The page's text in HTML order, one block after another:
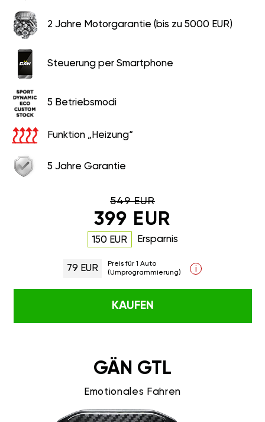
2 Jahre Motorgarantie (bis zu 5000 EUR)
Steuerung per Smartphone
5 Betriebsmodi
Funktion „Heizung“
5 Jahre Garantie
549 EUR
399 EUR
150 EUR Ersparnis
79 EUR
Preis für 1 Auto
(Umprogrammierung)
i
KAUFEN
GÄN GTL
Emotionales Fahren